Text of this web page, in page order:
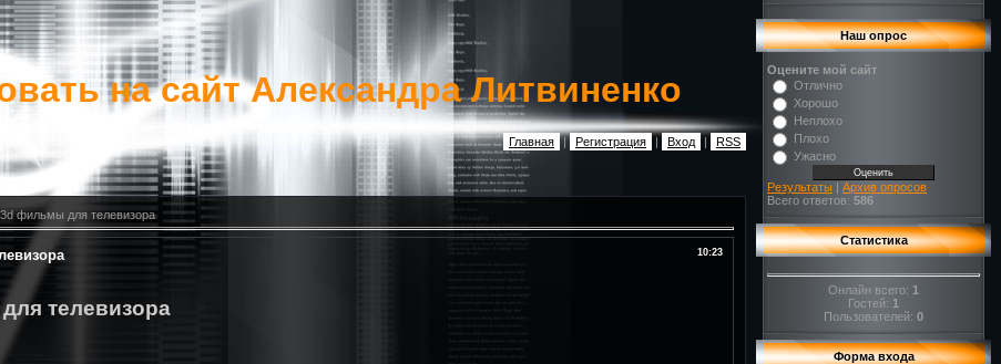
на сайт Александра Литвиненко
Главная | Регистрация | Вход | RSS
3d фильмы для телевизора
10:23
телевизора
Наш опрос
Оцените мой сайт
Отлично
Хорошо
Неплохо
Плохо
Ужасно
Результаты | Архив опросов
Всего ответов: 586
Статистика
Онлайн всего: 1
Гостей: 1
Пользователей: 0
Форма входа